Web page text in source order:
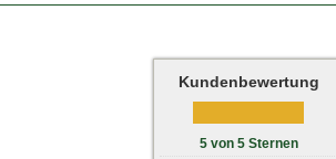
Kundenbewertung
5von 5Sternen